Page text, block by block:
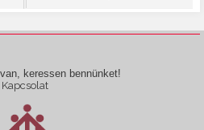
keressen bennünket!
Kapcsolat